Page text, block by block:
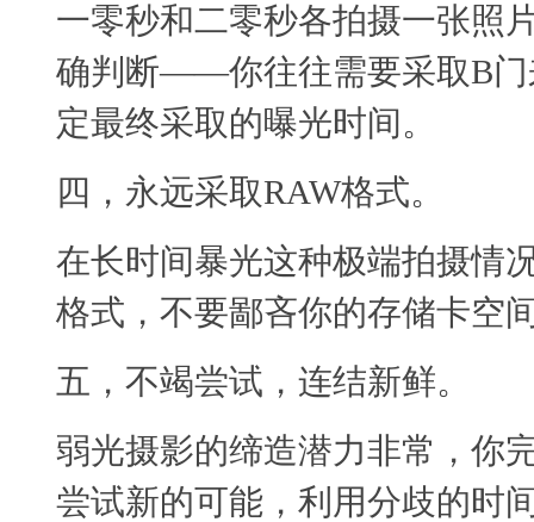
一零秒和二零秒各拍摄一张照
确判断——你往往需要采取B门
定最终采取的曝光时间。
四，永远采取RAW格式。
在长时间暴光这种极端拍摄情
格式，不要鄙吝你的存储卡空
五，不竭尝试，连结新鲜。
弱光摄影的缔造潜力非常，你
尝试新的可能，利用分歧的时